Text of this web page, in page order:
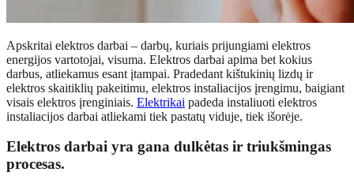
Apskritai elektros darbai – darbų, kuriais prijungiami elektros
energijos vartotojai, visuma. Elektros darbai apima bet kokius
darbus, atliekamus esant įtampai. Pradedant kištukinių lizdų ir
elektros skaitiklių pakeitimu, elektros instaliacijos įrengimu, baigiant
visais elektros įrenginiais. Elektrikai padeda instaliuoti elektros
instaliacijos darbai atliekami tiek pastatų viduje, tiek išorėje.
Elektros darbai yra gana dulkėtas ir triukšmingas
procesas.